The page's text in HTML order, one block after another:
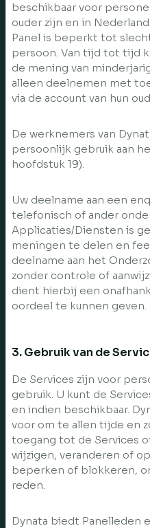
beschikbaar voor
ouder zijn en in
Panel is beperkt tot
persoon. Van tijd tot tijd
de mening van
alleen deelnemen met
via de account van hun
De werknemers van
persoonlijk gebruik aan
hoofdstuk 19).
Uw deelname aan een
telefonisch of ander
Applicaties/Diensten is
meningen te delen en
deelname aan het
zonder controle of
dient hierbij een
oordeel te kunnen geven.
3. Gebruik van de
De Services zijn voor
gebruik. U kunt de
en indien beschikbaar.
voor om te allen tijde en
toegang tot de Services
wijzigen, veranderen of
beperken of blokkeren,
reden.
Dynata biedt Panelleden